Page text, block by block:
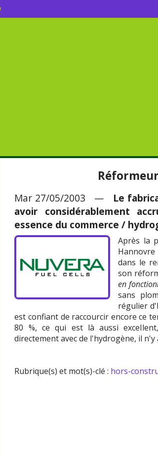
Mar 27/05/2003 — Le
avoir considérablement
essence du commerce /
Après la
Hannovre
dans le
son
en
sans
régulier
est confiant de raccourcir encore ce
80 %, ce qui est là aussi
directement avec de l'hydrogène, il
Rubrique(s) et mot(s)-clé : hors-